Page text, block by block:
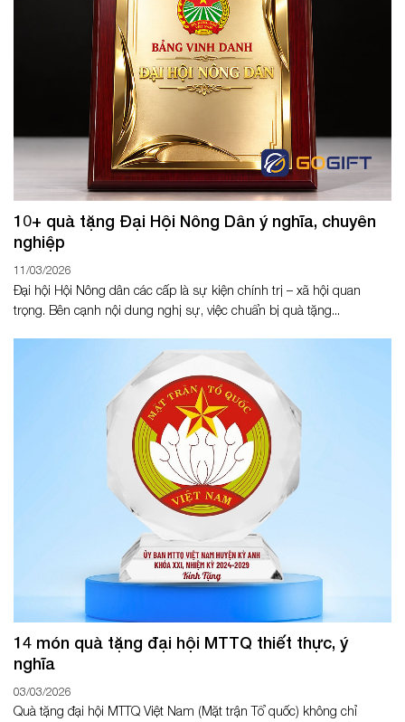
10+ quà tặng Đại Hội Nông Dân ý nghĩa, chuyên
nghiệp
11/03/2026
Đại hội Hội Nông dân các cấp là sự kiện chính trị – xã hội quan
trọng. Bên cạnh nội dung nghị sự, việc chuẩn bị quà tặng...
14 món quà tặng đại hội MTTQ thiết thực, ý
nghĩa
03/03/2026
Quà tặng đại hội MTTQ Việt Nam (Mặt trận Tổ quốc) không chỉ